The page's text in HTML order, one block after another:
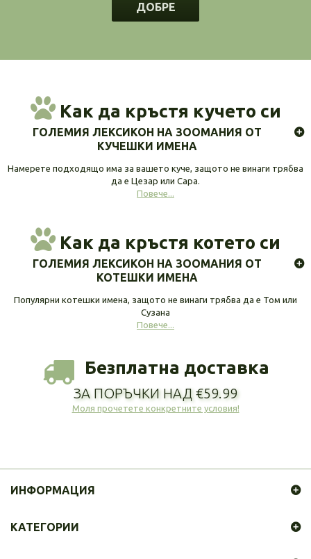
ДОБРЕ
Как да кръстя кучето си
ГОЛЕМИЯ ЛЕКСИКОН НА ЗООМАНИЯ ОТ
КУЧЕШКИ ИМЕНА
Намерете подходящо има за вашето куче, защото не винаги трябва
да е Цезар или Сара.
Повече...
Как да кръстя котето си
ГОЛЕМИЯ ЛЕКСИКОН НА ЗООМАНИЯ ОТ
КОТЕШКИ ИМЕНА
Популярни котешки имена, защото не винаги трябва да е Том или
Сузана
Повече...
Безплатна доставка
ЗА ПОРЪЧКИ НАД €59.99
Моля прочетете конкретните условия!
ИНФОРМАЦИЯ
КАТЕГОРИИ